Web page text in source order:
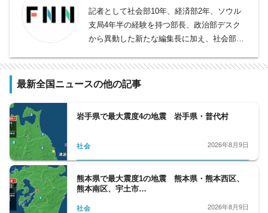
記者として社会部10年、経済部2年、ソウル
支局4年半の経験を持つ部長、政治部デスク
から異動した新たな編集長に加え、社会部デ
局長、国際取材部記者、報道番組ディレクタ
ー・プロデューサー、バラエティー制作者、
編集長・デスクを合わせ11人が所属。事件や
らゆるニュースを取り扱うプロ集団です。
最新全国ニュースの他の記事
岩手県で最大震度4の地震 岩手県・普代村
社会 2026年8月9日
熊本県で最大震度1の地震 熊本県・熊本西区、
熊本南区、宇土市…
社会 2026年8月9日